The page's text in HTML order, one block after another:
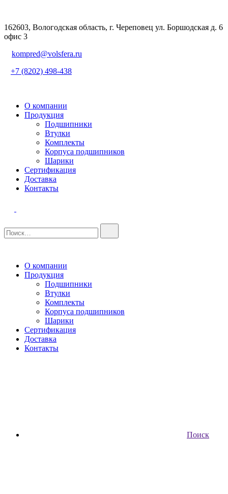
162603, Вологодская область, г. Череповец ул. Боршодская д. 6
офис 3
kompred@volsfera.ru
+7 (8202) 498-438
О компании
Продукция
Подшипники
Втулки
Комплекты
Корпуса подшипников
Шарики
Сертификация
Доставка
Контакты
О компании
Продукция
Подшипники
Втулки
Комплекты
Корпуса подшипников
Шарики
Сертификация
Доставка
Контакты
Поиск